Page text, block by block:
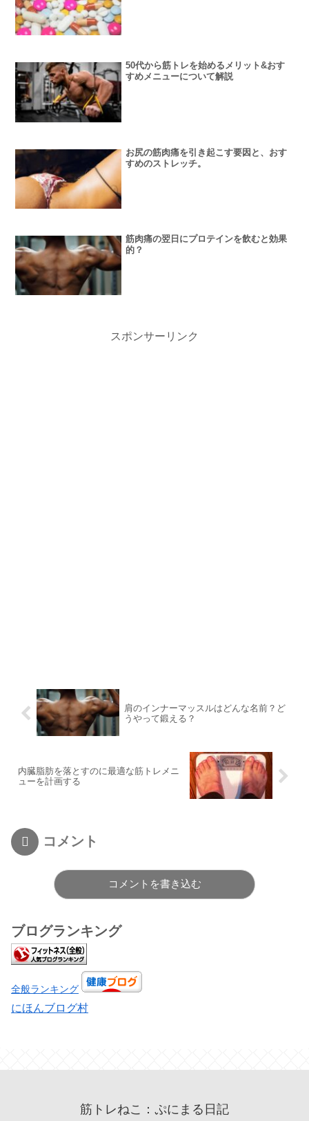
50代から筋トレを始めるメリット&おす
すめメニューについて解説
お尻の筋肉痛を引き起こす要因と、おす
すめのストレッチ。
筋肉痛の翌日にプロテインを飲むと効果
的？
スポンサーリンク
肩のインナーマッスルはどんな名前？ど
うやって鍛える？
内臓脂肪を落とすのに最適な筋トレメニ
ューを計画する
コメント
コメントを書き込む
ブログランキング
全般ランキング
にほんブログ村
筋トレねこ：ぷにまる日記